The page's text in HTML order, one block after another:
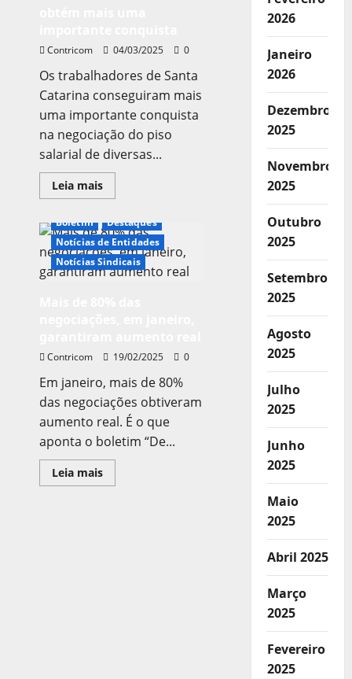
Contricom 04/03/2025 0
Os trabalhadores de Santa
Catarina conseguiram mais
uma importante conquista
na negociação do piso
salarial de diversas...
Leia maisLeia
mais
estadual:
trabalhadores
de
SC
obtém
Boletim
Destaques
Notícias de Entidades
Notícias Sindicais
Contricom 19/02/2025 0
Em janeiro, mais de 80%
das negociações obtiveram
aumento real. É o que
aponta o boletim “De...
Leia maisLeia
mais
2026
Janeiro
2026
Dezembro
2025
Novembro
2025
Outubro
2025
Setembro
2025
Agosto
2025
Julho
2025
Junho
2025
Maio
2025
Abril 2025
Março
2025
Fevereiro
2025